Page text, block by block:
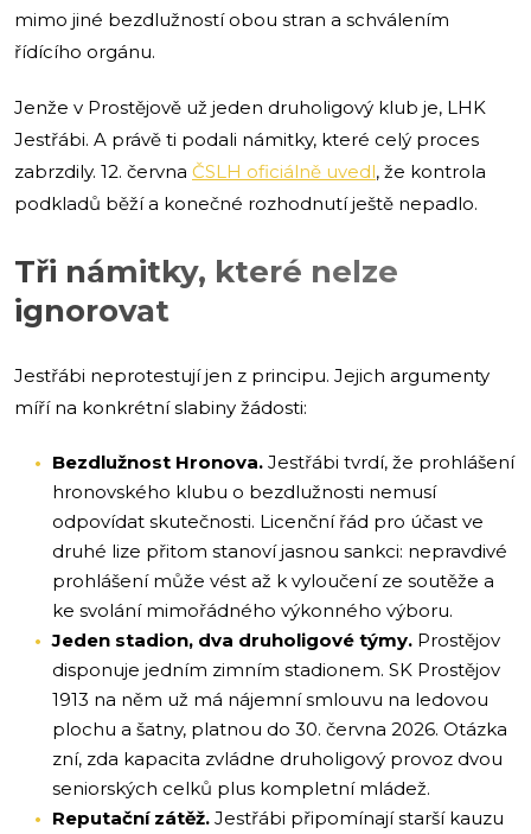
mimo jiné bezdlužností obou stran a schválením
řídícího orgánu.
Jenže v Prostějově už jeden druholigový klub je, LHK
Jestřábi. A právě ti podali námitky, které celý proces
zabrzdily. 12. června ČSLH oficiálně uvedl, že kontrola
podkladů běží a konečné rozhodnutí ještě nepadlo.
Tři námitky, které nelze
ignorovat
Jestřábi neprotestují jen z principu. Jejich argumenty
míří na konkrétní slabiny žádosti:
Bezdlužnost Hronova. Jestřábi tvrdí, že prohlášení
hronovského klubu o bezdlužnosti nemusí
odpovídat skutečnosti. Licenční řád pro účast ve
druhé lize přitom stanoví jasnou sankci: nepravdivé
prohlášení může vést až k vyloučení ze soutěže a
ke svolání mimořádného výkonného výboru.
Jeden stadion, dva druholigové týmy. Prostějov
disponuje jedním zimním stadionem. SK Prostějov
1913 na něm už má nájemní smlouvu na ledovou
plochu a šatny, platnou do 30. června 2026. Otázka
zní, zda kapacita zvládne druholigový provoz dvou
seniorských celků plus kompletní mládež.
Reputační zátěž. Jestřábi připomínají starší kauzu